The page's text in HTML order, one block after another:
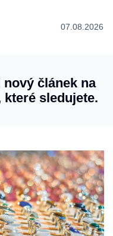
07.08.2026
článek na
které sledujete.